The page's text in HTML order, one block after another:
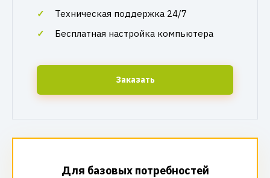
Техническая поддержка 24/7
Бесплатная настройка компьютера
Заказать
Для базовых потребностей